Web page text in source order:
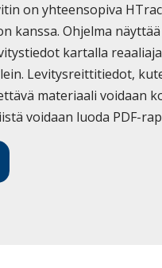
on yhteensopiva
kanssa. Ohjelma näyttää
kartalla
Levitysreittitiedot,
materiaali voidaan
voidaan luoda PDF-